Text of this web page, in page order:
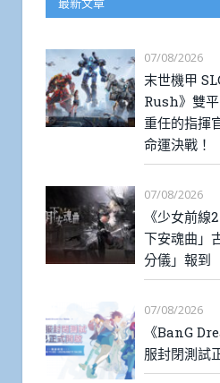
07/08/2026
末世機甲
Rush》雙
重任的指揮
命運決戰！
07/08/2026
《少女前線
下安魂曲」
分儀」報到
07/08/2026
《BanG
服封閉測試